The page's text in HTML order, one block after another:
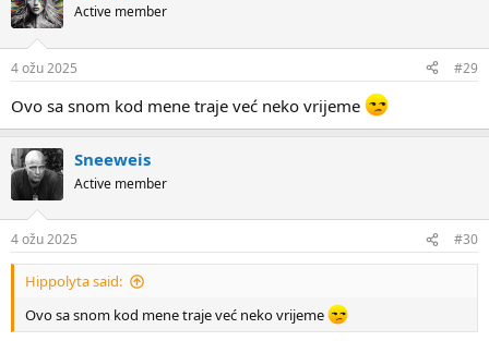
Active member
4 ožu 2025 #29
Ovo sa snom kod mene traje već neko vrijeme
Sneeweis
Active member
4 ožu 2025 #30
Hippolyta said:
Ovo sa snom kod mene traje već neko vrijeme